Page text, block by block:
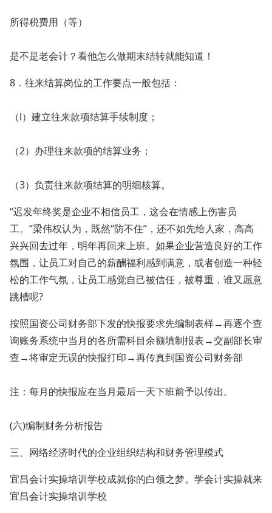
所得税费用（等）
是不是老会计？看他怎么做期末结转就能知道！
8．往来结算岗位的工作要点一般包括：
（l）建立往来款项结算手续制度；
（2）办理往来款项的结算业务；
（3）负责往来款项结算的明细核算。
“迟发年终奖是企业不相信员工，这会在情感上伤害员
工。”梁伟权认为，既然“防不住”，还不如先给人家，高高
兴兴回去过年，明年再回来上班。如果企业营造良好的工作
氛围，让员工对自己的薪酬福利感到满意，或者创造一种轻
松的工作气氛，让员工感觉自己被信任，被尊重，谁又愿意
跳槽呢?
按照国资公司财务部下发的快报要求先编制表样→再逐个查
询账务系统中当月的各所需科目余额填制报表→交副部长审
查→将审定无误的快报打印→再传真到国资公司财务部
注：每月的快报应在当月最后一天下班前予以传出。
(六)编制财务分析报告
三、网络经济时代的企业组织结构和财务管理模式
宜昌会计实操培训学校成就你的白领之梦。学会计实操就来
宜昌会计实操培训学校